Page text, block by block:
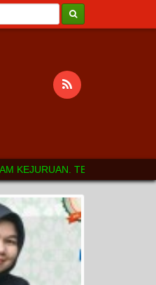
KEJURUAN. TERIMAKASIH